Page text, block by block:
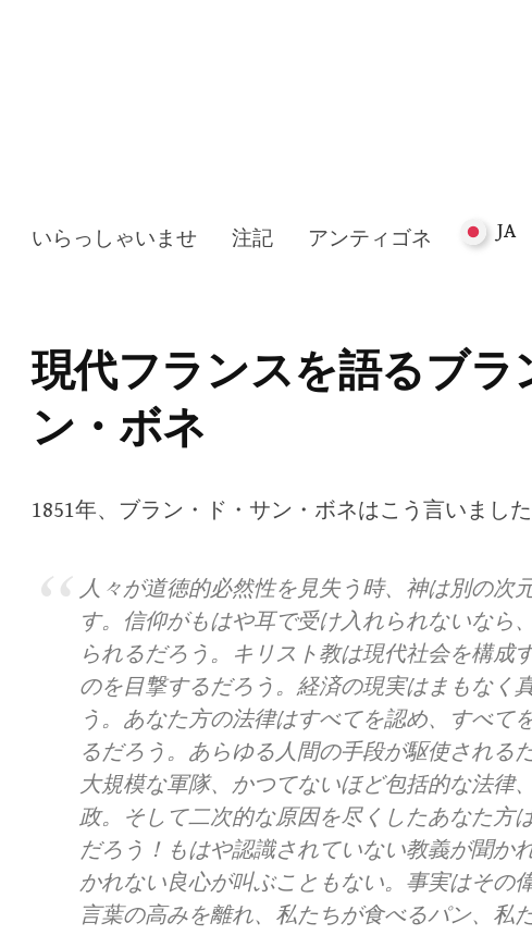
いらっしゃいませ 注記 アンティゴネ JA
現代フランスを語るブラ
ン・ボネ
1851年、ブラン・ド・サン・ボネはこう言いました
人々が道徳的必然性を見失う時、神は別の次
す。信仰がもはや耳で受け入れられないなら
られるだろう。キリスト教は現代社会を構成
のを目撃するだろう。経済の現実はまもなく
う。あなた方の法律はすべてを認め、すべて
るだろう。あらゆる人間の手段が駆使される
大規模な軍隊、かつてないほど包括的な法律
政。そして二次的な原因を尽くしたあなた方
だろう！もはや認識されていない教義が聞か
かれない良心が叫ぶこともない。事実はその
言葉の高みを離れ、私たちが食べるパン、私